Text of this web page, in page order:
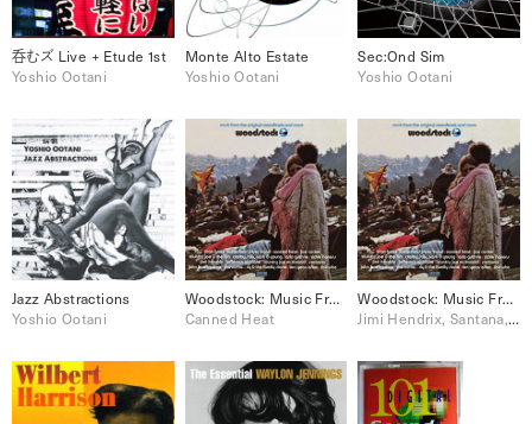
呑むズ Live + Etude 1st
Yoshio Ootani
Monte Alto Estate
Yoshio Ootani
Sec:Ond Sim
Yoshio Ootani
Jazz Abstractions
Yoshio Ootani
Woodstock: Music From The Original Soundtrack And More, Vol. 1
Canned Heat
Woodstock: Music From The Original Soundtrack And More, Vol. 2
Jimi Hendrix, Santana, Sly & The Family Stone